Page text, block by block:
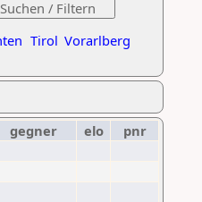
Tirol Vorarlberg
gegner elo
pnr